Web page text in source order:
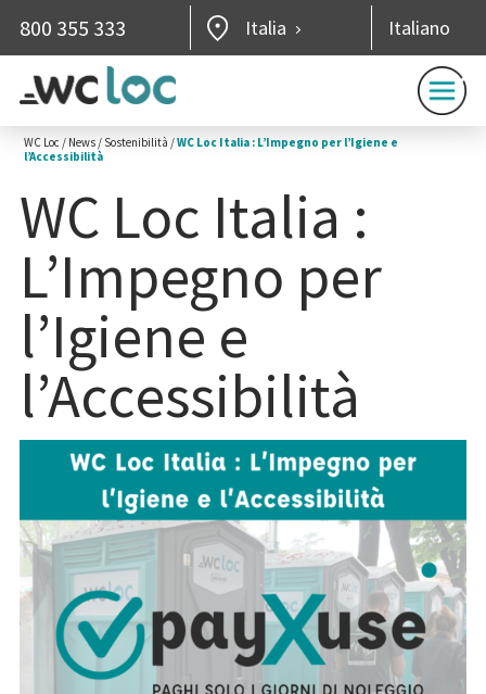
800 355 333 Italia Italiano
WC Loc / News / Sostenibilità /WC Loc Italia : L’Impegno per l’Igiene e
l’Accessibilità
WC Loc Italia :
L’Impegno per
l’Igiene e
l’Accessibilità